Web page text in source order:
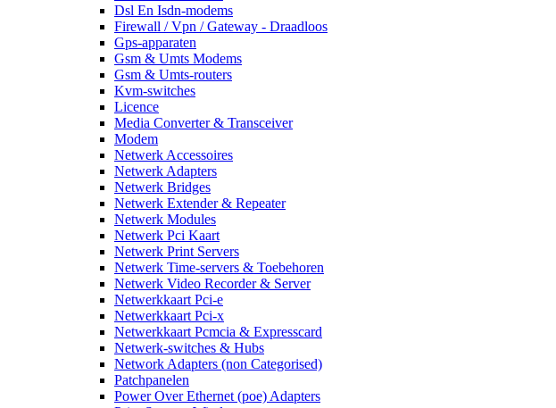
Dsl En Isdn-modems
Firewall / Vpn / Gateway - Draadloos
Gps-apparaten
Gsm & Umts Modems
Gsm & Umts-routers
Kvm-switches
Licence
Media Converter & Transceiver
Modem
Netwerk Accessoires
Netwerk Adapters
Netwerk Bridges
Netwerk Extender & Repeater
Netwerk Modules
Netwerk Pci Kaart
Netwerk Print Servers
Netwerk Time-servers & Toebehoren
Netwerk Video Recorder & Server
Netwerkkaart Pci-e
Netwerkkaart Pci-x
Netwerkkaart Pcmcia & Expresscard
Netwerk-switches & Hubs
Network Adapters (non Categorised)
Patchpanelen
Power Over Ethernet (poe) Adapters